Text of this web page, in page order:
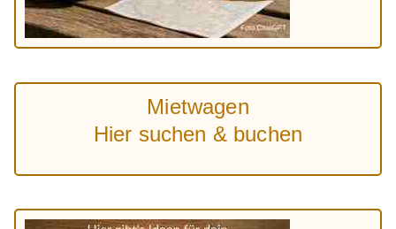
Mietwagen
Hier suchen & buchen